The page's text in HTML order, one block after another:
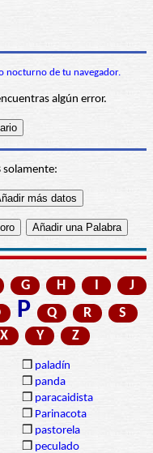
nocturno de tu navegador.
algún error.
solamente:
G H I
J
P Q R
S
X Y Z
❒ paladín
❒ panda
❒ paracaidista
❒ Parinacota
❒ pastorela
❒ peculado